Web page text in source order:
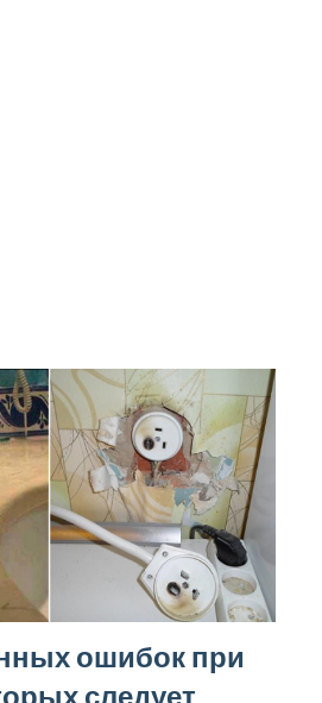
ошибок при
следует